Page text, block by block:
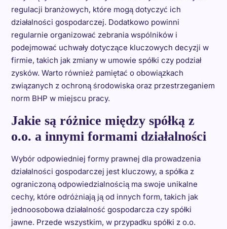
regulacji branżowych, które mogą dotyczyć ich
działalności gospodarczej. Dodatkowo powinni
regularnie organizować zebrania wspólników i
podejmować uchwały dotyczące kluczowych decyzji w
firmie, takich jak zmiany w umowie spółki czy podział
zysków. Warto również pamiętać o obowiązkach
związanych z ochroną środowiska oraz przestrzeganiem
norm BHP w miejscu pracy.
Jakie są różnice między spółką z
o.o. a innymi formami działalności
Wybór odpowiedniej formy prawnej dla prowadzenia
działalności gospodarczej jest kluczowy, a spółka z
ograniczoną odpowiedzialnością ma swoje unikalne
cechy, które odróżniają ją od innych form, takich jak
jednoosobowa działalność gospodarcza czy spółki
jawne. Przede wszystkim, w przypadku spółki z o.o.